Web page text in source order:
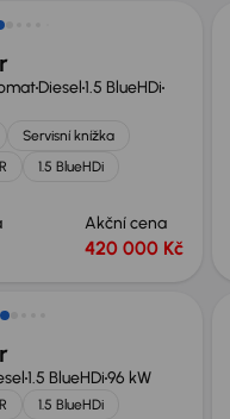
Diesel1.5 BlueHDi
Servisní knížka
1.5 BlueHDi
Akční cena
420 000 Kč
1.5 BlueHDi96 kW
1.5 BlueHDi